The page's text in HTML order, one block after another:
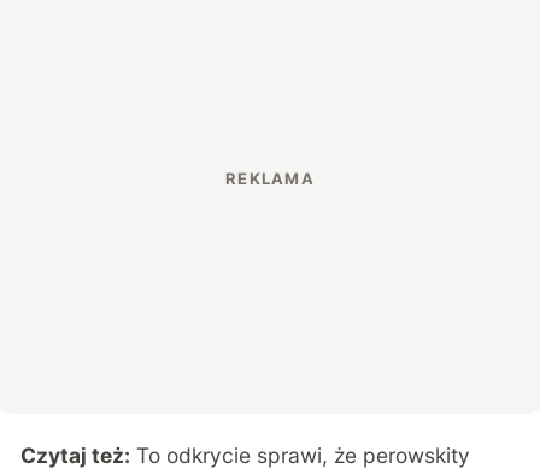
Czytaj też: To odkrycie sprawi, że perowskity